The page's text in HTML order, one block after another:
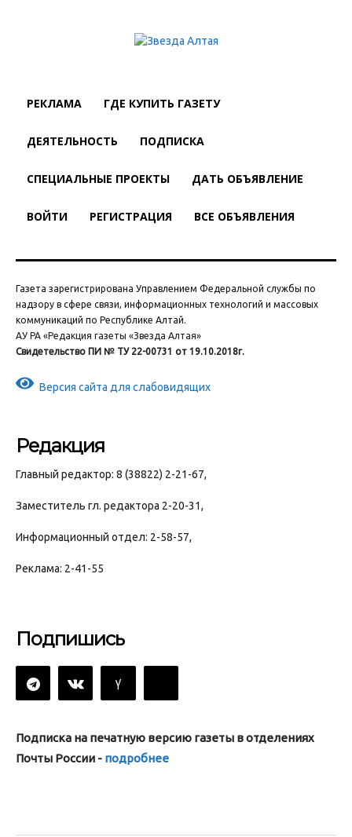
РЕКЛАМА ГДЕ КУПИТЬ ГАЗЕТУ
ДЕЯТЕЛЬНОСТЬ ПОДПИСКА
СПЕЦИАЛЬНЫЕ ПРОЕКТЫ ДАТЬ ОБЪЯВЛЕНИЕ
ВОЙТИ РЕГИСТРАЦИЯ ВСЕ ОБЪЯВЛЕНИЯ
Газета зарегистрирована Управлением Федеральной службы по
надзору в сфере связи, информационных технологий и массовых
коммуникаций по Республике Алтай.
АУ РА «Редакция газеты «Звезда Алтая»
Свидетельство ПИ № ТУ 22-00731 от 19.10.2018г.
Версия сайта для слабовидящих
Редакция
Главный редактор: 8 (38822) 2-21-67,
Заместитель гл. редактора 2-20-31,
Информационный отдел: 2-58-57,
Реклама: 2-41-55
Подпишись
Подписка на печатную версию газеты в отделениях
Почты России - подробнее